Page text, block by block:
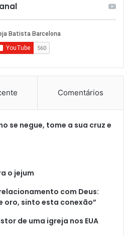
Comentários
se negue, tome a sua cruz e
o jejum
com Deus:
oro, sinto esta conexão”
de uma igreja nos EUA